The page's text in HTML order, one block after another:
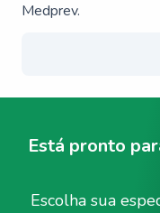
Medprev.
Está pronto
Escolha sua